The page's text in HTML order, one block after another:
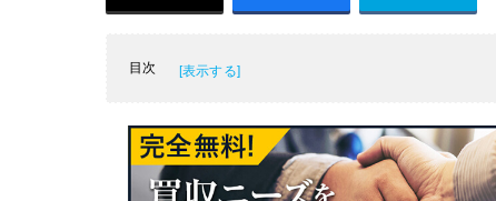
目次
会社分割で承継会社化する際の手続き
承継会社と事業譲渡における譲受会社の違い